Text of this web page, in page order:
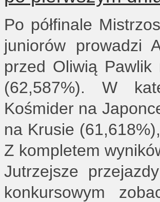
Po półfinale
juniorów prowadzi
przed Oliwią
(62,587%). W
Kośmider na
na Krusie
Z kompletem
Jutrzejsze
konkursowym